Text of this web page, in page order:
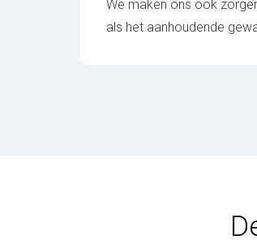
We maken ons ook
als het aanhoudende